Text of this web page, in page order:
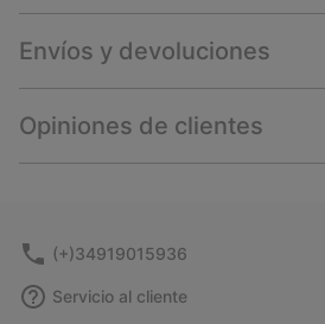
Envíos y devoluciones
Opiniones de clientes
(+)34919015936
Servicio al cliente